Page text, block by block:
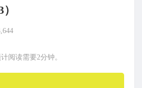
阅读需要2分钟。